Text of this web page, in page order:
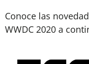
Conoce las
WWDC 2020 a